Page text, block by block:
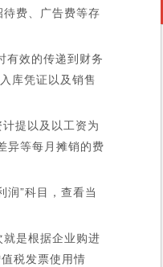
费、广告费等存
有效的传递到财务
库凭证以及销售
提以及以工资为
异等每月摊销的费
”科目，查看当
是根据企业购进
税发票使用情